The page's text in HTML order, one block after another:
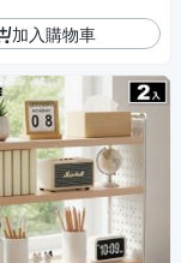
加入購物車